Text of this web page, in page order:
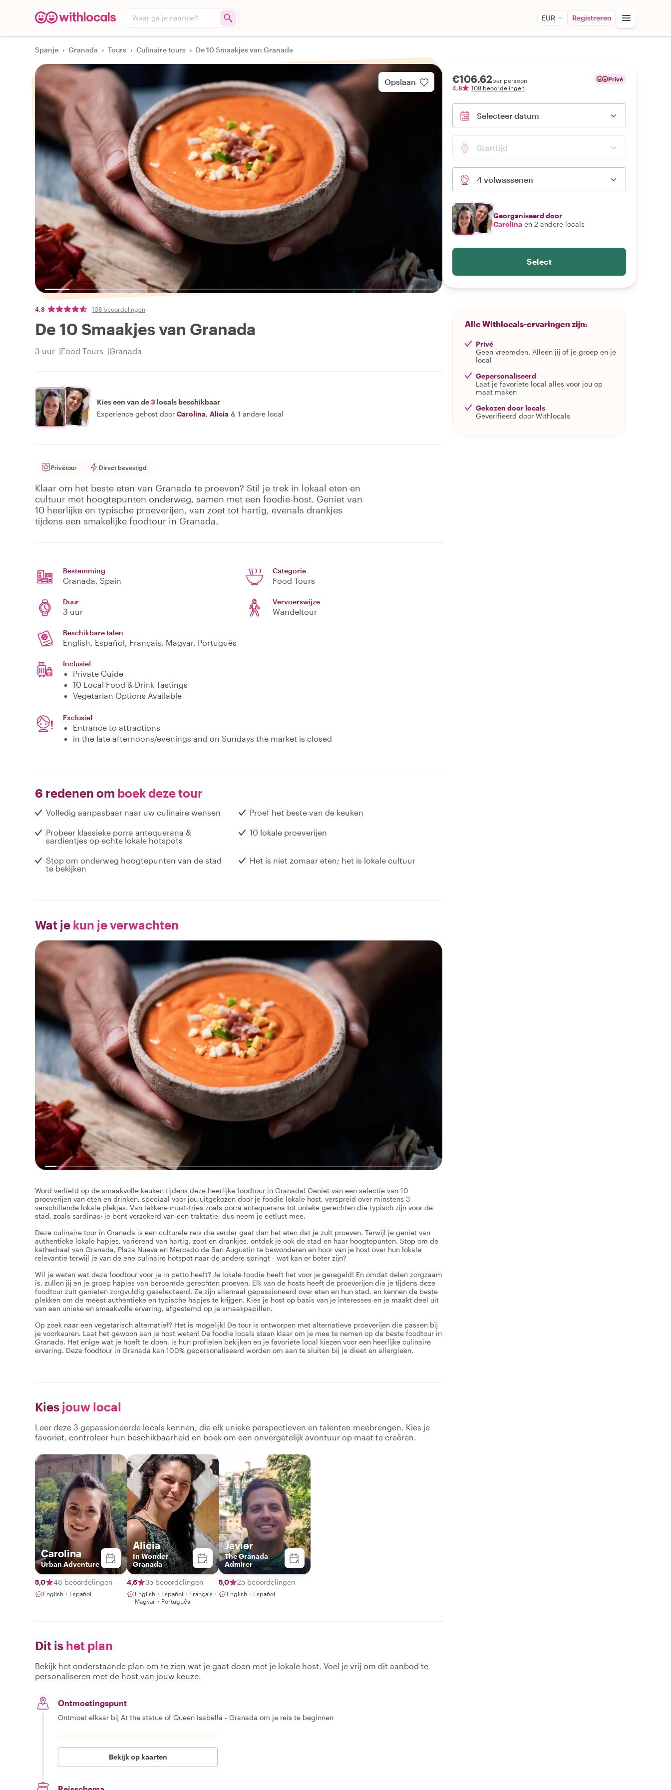
Waar ga je naartoe? EUR Registreren
Spanje › Granada › Tours › Culinaire tours › De 10 Smaakjes van Granada
Opslaan
4,8 108 beoordelingen
De 10 Smaakjes van Granada
3 uur Food Tours Granada
Kies een van de3 locals beschikbaar
Experience gehost door Carolina, Alicia & 1 andere local
Privétour Direct bevestigd
Klaar om het beste eten van Granada te proeven? Stil je trek in lokaal eten en
cultuur met hoogtepunten onderweg, samen met een foodie-host. Geniet van
10 heerlijke en typische proeverijen, van zoet tot hartig, evenals drankjes
tijdens een smakelijke foodtour in Granada.
Bestemming
Granada, Spain
Categorie
Food Tours
Duur
3 uur
Vervoerswijze
Wandeltour
Beschikbare talen
English, Español, Français, Magyar, Português
Inclusief
Private Guide
10 Local Food & Drink Tastings
Vegetarian Options Available
Exclusief
Entrance to attractions
in the late afternoons/evenings and on Sundays the market is closed
6 redenen om boek deze tour
Volledig aanpasbaar naar uw culinaire wensen Proef het beste van de keuken
Probeer klassieke porra antequerana &
sardientjes op echte lokale hotspots
10 lokale proeverijen
Stop om onderweg hoogtepunten van de stad
te bekijken
Het is niet zomaar eten; het is lokale cultuur
Wat je kun je verwachten
Word verliefd op de smaakvolle keuken tijdens deze heerlijke foodtour in Granada! Geniet van een selectie van 10
proeverijen van eten en drinken, speciaal voor jou uitgekozen door je foodie lokale host, verspreid over minstens 3
verschillende lokale plekjes. Van lekkere must-tries zoals porra antequerana tot unieke gerechten die typisch zijn voor de
stad, zoals sardinas; je bent verzekerd van een traktatie, dus neem je eetlust mee.
Deze culinaire tour in Granada is een culturele reis die verder gaat dan het eten dat je zult proeven. Terwijl je geniet van
authentieke lokale hapjes, variërend van hartig, zoet en drankjes, ontdek je ook de stad en haar hoogtepunten. Stop om de
kathedraal van Granada, Plaza Nueva en Mercado de San Augustin te bewonderen en hoor van je host over hun lokale
relevantie terwijl je van de ene culinaire hotspot naar de andere springt - wat kan er beter zijn?
Wil je weten wat deze foodtour voor je in petto heeft? Je lokale foodie heeft het voor je geregeld! En omdat delen zorgzaam
is, zullen jij en je groep hapjes van beroemde gerechten proeven. Elk van de hosts heeft de proeverijen die je tijdens deze
foodtour zult genieten zorgvuldig geselecteerd. Ze zijn allemaal gepassioneerd over eten en hun stad, en kennen de beste
plekken om de meest authentieke en typische hapjes te krijgen. Kies je host op basis van je interesses en je maakt deel uit
van een unieke en smaakvolle ervaring, afgestemd op je smaakpapillen.
Op zoek naar een vegetarisch alternatief? Het is mogelijk! De tour is ontworpen met alternatieve proeverijen die passen bij
je voorkeuren. Laat het gewoon aan je host weten! De foodie locals staan klaar om je mee te nemen op de beste foodtour in
Granada. Het enige wat je hoeft te doen, is hun profielen bekijken en je favoriete local kiezen voor een heerlijke culinaire
ervaring. Deze foodtour in Granada kan 100% gepersonaliseerd worden om aan te sluiten bij je dieet en allergieën.
Kies jouw local
Leer deze 3 gepassioneerde locals kennen, die elk unieke perspectieven en talenten meebrengen. Kies je
favoriet, controleer hun beschikbaarheid en boek om een onvergetelijk avontuur op maat te creëren.
Carolina
Urban Adventure
5,0 48 beoordelingen
English・Español
Alicia
In Wonder
Granada
4,6 35 beoordelingen
English・Español・Français・
Magyar・Português
Javier
The Granada
Admirer
5,0 25 beoordelingen
English・Español
Dit is het plan
Bekijk het onderstaande plan om te zien wat je gaat doen met je lokale host. Voel je vrij om dit aanbod te
personaliseren met de host van jouw keuze.
Ontmoetingspunt
Ontmoet elkaar bij At the statue of Queen Isabella - Granada om je reis te beginnen
Bekijk op kaarten
€106.62per persoon
4,8
108 beoordelingen
Privé
Selecteer datum
Starttijd
4 volwassenen
Georganiseerd door
Carolina en 2 andere locals
Select
Alle Withlocals-ervaringen zijn:
Privé
Geen vreemden. Alleen jij of je groep en je
local
Gepersonaliseerd
Laat je favoriete local alles voor jou op
maat maken
Gekozen door locals
Geverifieerd door Withlocals